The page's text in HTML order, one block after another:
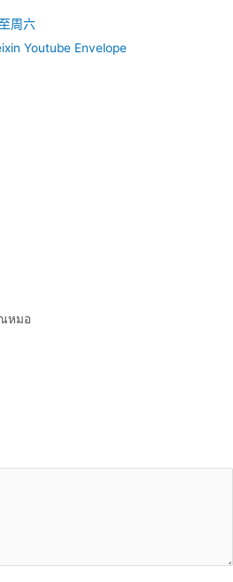
周六
Youtube Envelope
หมอ